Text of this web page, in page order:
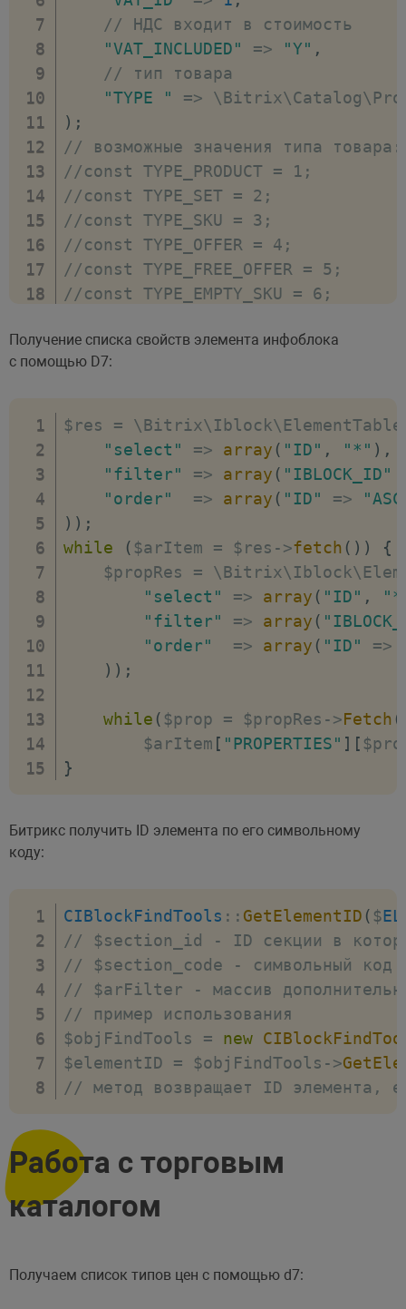
= $el-
$res >0)
{
// успешно добавили, в $res
else
{
// добавить не удалось,
    echo $el
}
// НДС входит в стоимость
"VAT_INCLUDED"
=> "Y" ,
// тип товара
"TYPE "
=>
) ;
// возможные значения типа товара:
//const TYPE_PRODUCT = 1;
//const TYPE_SET = 2;
//const TYPE_SKU = 3;
//const TYPE_OFFER = 4;
//const TYPE_FREE_OFFER = 5;
//const TYPE_EMPTY_SKU = 6;
// элемент инфоблока
} else
}
Получение списка свойств элемента инфоблока
с помощью D7:
$res = \Bitrix\Iblock\ElementTable
"select"
=> array ( "ID" , "*" ) ,
"filter"
=> array ( "IBLOCK_ID"
"order"
=> array ( "ID" =>
) ) ;
while
( $arItem = $res ->fetch ( ) )
{
    $propRes
=
"select"
=> array ( "ID" ,
"filter"
=> array (
"order"
=> array ( "ID" =>
) ) ;
while ( $prop = $propRes ->Fetch (
        $arItem
[ "PROPERTIES" ] [
}
Битрикс получить ID элемента по его символьному
коду:
CIBlockFindTools : : GetElementID ( $
// $section_id - ID секции в
// $section_code - символьный код
// $arFilter - массив
// пример использования
$objFindTools = new
$elementID = $objFindTools ->
// метод возвращает ID элемента,
Работа с торговым
каталогом
Получаем список типов цен с помощью d7: